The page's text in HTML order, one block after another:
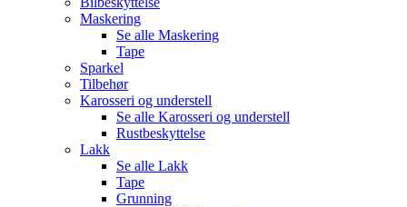
Maskering
Se alle Maskering
Tape
Sparkel
Tilbehør
Karosseri og understell
Se alle Karosseri og understell
Rustbeskyttelse
Lakk
Se alle Lakk
Tape
Grunning